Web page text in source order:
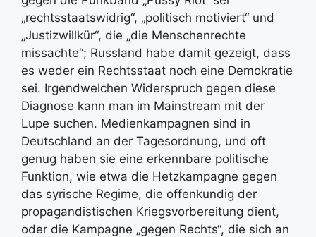
„rechtsstaatswidrig“, „politisch motiviert“ und
„Justizwillkür“, die „die Menschenrechte
missachte“; Russland habe damit gezeigt, dass
es weder ein Rechtsstaat noch eine Demokratie
sei. Irgendwelchen Widerspruch gegen diese
Diagnose kann man im Mainstream mit der
Lupe suchen. Medienkampagnen sind in
Deutschland an der Tagesordnung, und oft
genug haben sie eine erkennbare politische
Funktion, wie etwa die Hetzkampagne gegen
das syrische Regime, die offenkundig der
propagandistischen Kriegsvorbereitung dient,
oder die Kampagne „gegen Rechts“, die sich an